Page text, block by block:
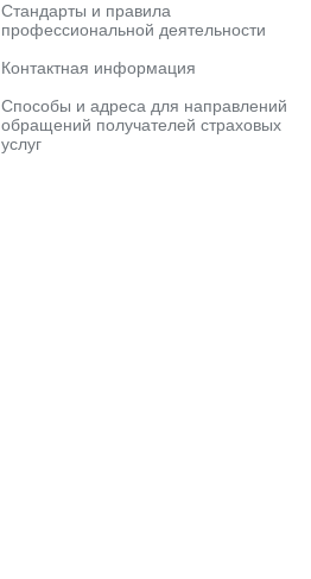
Стандарты и правила
профессиональной деятельности
Контактная информация
Способы и адреса для направлений
обращений получателей страховых
услуг